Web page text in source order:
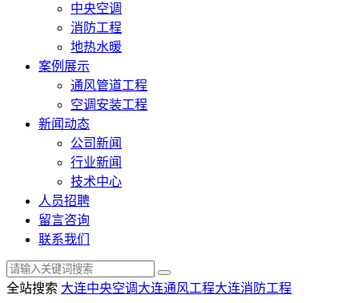
中央空调
消防工程
地热水暖
案例展示
通风管道工程
空调安装工程
新闻动态
公司新闻
行业新闻
技术中心
人员招聘
留言咨询
联系我们
全站搜索 大连中央空调 大连通风工程大连消防工程